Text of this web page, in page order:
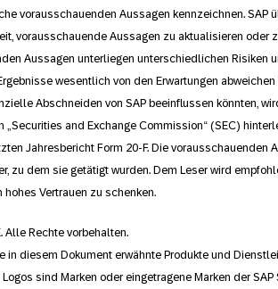
vorausschauenden Aussagen kennzeichnen. SAP
vorausschauende Aussagen zu aktualisieren oder
Aussagen unterliegen unterschiedlichen Risiken
wesentlich von den Erwartungen abweichen
Abschneiden von SAP beeinflussen könnten,
„Securities and Exchange Commission“ (SEC)
Jahresbericht Form 20-F. Die vorausschauenden
zu dem sie getätigt wurden. Dem Leser wird
hohes Vertrauen zu schenken.
Alle Rechte vorbehalten.
in diesem Dokument erwähnte Produkte und
sind Marken oder eingetragene Marken der